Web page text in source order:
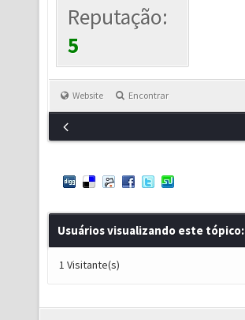
Reputação:
5
Website Encontrar
Usuários visualizando este tópico:
1 Visitante(s)